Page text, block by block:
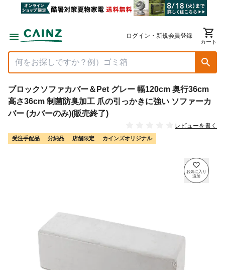
ログイン・新規会員登録
カート
ブロックソファカバー＆Pet グレー 幅120cm 奥行36cm
高さ36cm 制菌防臭加工 爪の引っかきに強い ソファーカ
バー (カバーのみ)(販売終了)
レビューを書く
受注手配品 分納品 店舗限定 カインズオリジナル